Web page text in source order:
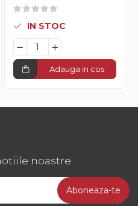
IN STOC
Adauga in cos
noastre